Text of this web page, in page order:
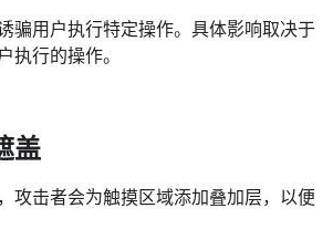
骗用户执行特定操作。具体影响取决于
执行的操作。
盖
攻击者会为触摸区域添加叠加层，以便